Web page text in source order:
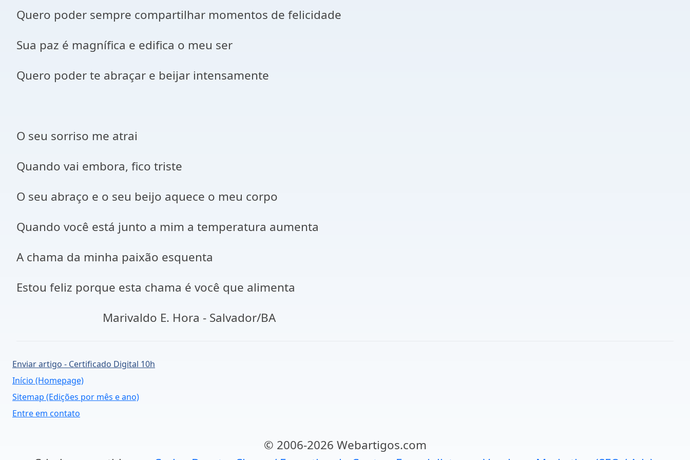
Quero poder sempre compartilhar momentos de felicidade
Sua paz é magnífica e edifica o meu ser
Quero poder te abraçar e beijar intensamente
O seu sorriso me atrai
Quando vai embora, fico triste
O seu abraço e o seu beijo aquece o meu corpo
Quando você está junto a mim a temperatura aumenta
A chama da minha paixão esquenta
Estou feliz porque esta chama é você que alimenta
Marivaldo E. Hora - Salvador/BA
Enviar artigo - Certificado Digital 10h
Início (Homepage)
Sitemap (Edições por mês e ano)
Entre em contato
© 2006-2026 Webartigos.com